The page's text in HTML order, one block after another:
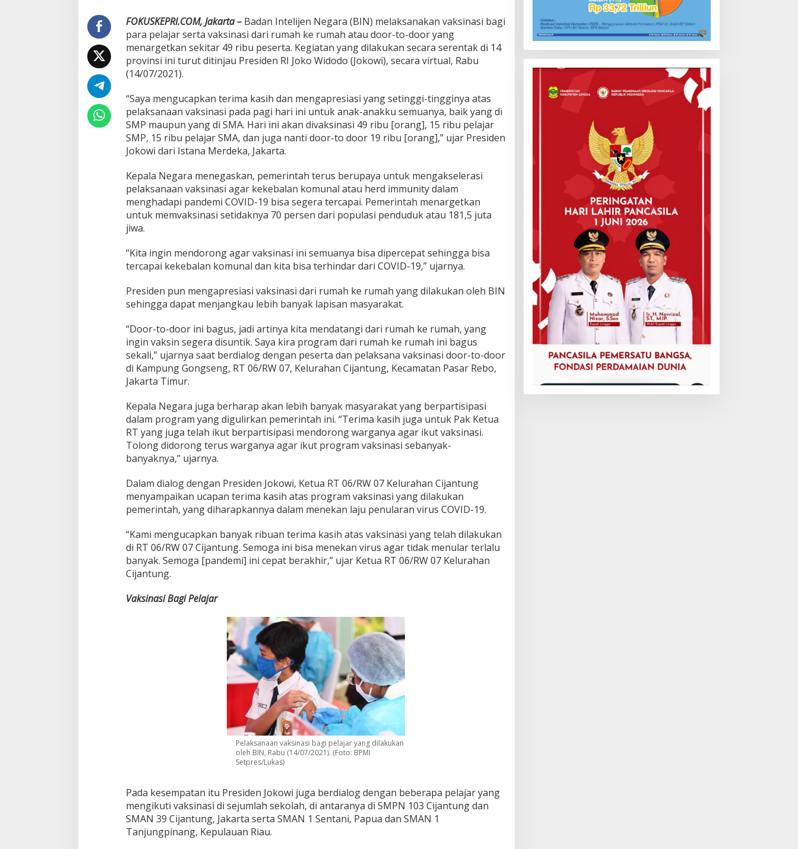
a
d
a
n
P
e
a
k
s
a
n
a
a
k
s
i
n
S
e
a
r
a
i
r
t
u
a
l
FOKUSKEPRI.COM, Jakarta – Badan Intelijen Negara (BIN) melaksanakan vaksinasi bagi
para pelajar serta vaksinasi dari rumah ke rumah atau door-to-door yang
menargetkan sekitar 49 ribu peserta. Kegiatan yang dilakukan secara serentak di 14
provinsi ini turut ditinjau Presiden RI Joko Widodo (Jokowi), secara virtual, Rabu
(14/07/2021).
“Saya mengucapkan terima kasih dan mengapresiasi yang setinggi-tingginya atas
pelaksanaan vaksinasi pada pagi hari ini untuk anak-anakku semuanya, baik yang di
SMP maupun yang di SMA. Hari ini akan divaksinasi 49 ribu [orang], 15 ribu pelajar
SMP, 15 ribu pelajar SMA, dan juga nanti door-to door 19 ribu [orang],” ujar Presiden
Jokowi dari Istana Merdeka, Jakarta.
Kepala Negara menegaskan, pemerintah terus berupaya untuk mengakselerasi
pelaksanaan vaksinasi agar kekebalan komunal atau herd immunity dalam
menghadapi pandemi COVID-19 bisa segera tercapai. Pemerintah menargetkan
untuk memvaksinasi setidaknya 70 persen dari populasi penduduk atau 181,5 juta
jiwa.
“Kita ingin mendorong agar vaksinasi ini semuanya bisa dipercepat sehingga bisa
tercapai kekebalan komunal dan kita bisa terhindar dari COVID-19,” ujarnya.
Presiden pun mengapresiasi vaksinasi dari rumah ke rumah yang dilakukan oleh BIN
sehingga dapat menjangkau lebih banyak lapisan masyarakat.
“Door-to-door ini bagus, jadi artinya kita mendatangi dari rumah ke rumah, yang
ingin vaksin segera disuntik. Saya kira program dari rumah ke rumah ini bagus
sekali,” ujarnya saat berdialog dengan peserta dan pelaksana vaksinasi door-to-door
di Kampung Gongseng, RT 06/RW 07, Kelurahan Cijantung, Kecamatan Pasar Rebo,
Jakarta Timur.
Kepala Negara juga berharap akan lebih banyak masyarakat yang berpartisipasi
dalam program yang digulirkan pemerintah ini. “Terima kasih juga untuk Pak Ketua
RT yang juga telah ikut berpartisipasi mendorong warganya agar ikut vaksinasi.
Tolong didorong terus warganya agar ikut program vaksinasi sebanyak-
banyaknya,” ujarnya.
Dalam dialog dengan Presiden Jokowi, Ketua RT 06/RW 07 Kelurahan Cijantung
menyampaikan ucapan terima kasih atas program vaksinasi yang dilakukan
pemerintah, yang diharapkannya dalam menekan laju penularan virus COVID-19.
“Kami mengucapkan banyak ribuan terima kasih atas vaksinasi yang telah dilakukan
di RT 06/RW 07 Cijantung. Semoga ini bisa menekan virus agar tidak menular terlalu
banyak. Semoga [pandemi] ini cepat berakhir,” ujar Ketua RT 06/RW 07 Kelurahan
Cijantung.
Vaksinasi Bagi Pelajar
Pelaksanaan vaksinasi bagi pelajar yang dilakukan
oleh BIN, Rabu (14/07/2021). (Foto: BPMI
Setpres/Lukas)
Pada kesempatan itu Presiden Jokowi juga berdialog dengan beberapa pelajar yang
mengikuti vaksinasi di sejumlah sekolah, di antaranya di SMPN 103 Cijantung dan
SMAN 39 Cijantung, Jakarta serta SMAN 1 Sentani, Papua dan SMAN 1
Tanjungpinang, Kepulauan Riau.